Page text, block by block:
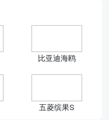
比亚迪海鸥
五菱缤果S